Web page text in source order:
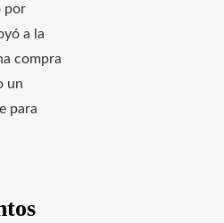
por
a la
compra
un
para